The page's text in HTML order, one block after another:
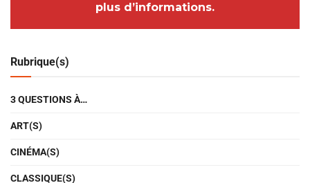
plus d’informations.
Rubrique(s)
3 QUESTIONS À…
ART(S)
CINÉMA(S)
CLASSIQUE(S)